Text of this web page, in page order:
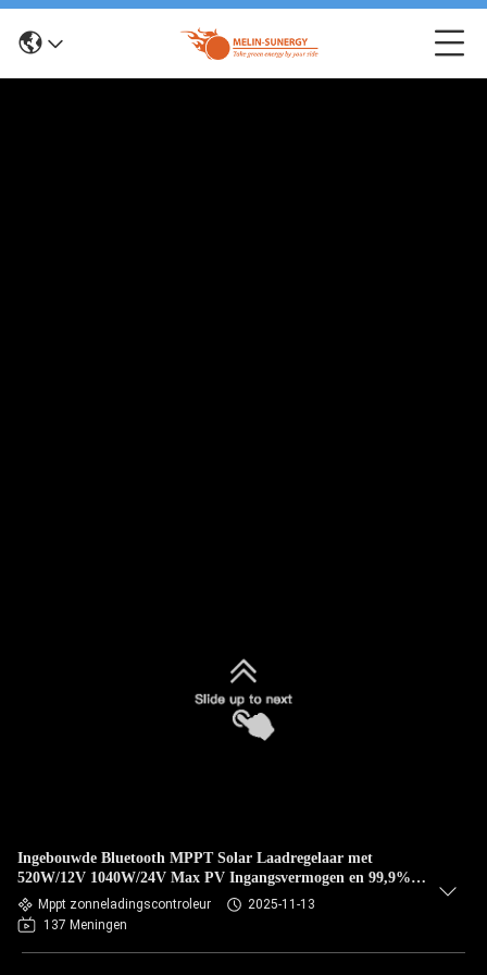
Ingebouwde Bluetooth MPPT Solar Laadregelaar met
520W/12V 1040W/24V Max PV Ingangsvermogen en 99,9%
Tracking Efficiëntie
Mppt zonneladingscontroleur
2025-11-13
137 Meningen